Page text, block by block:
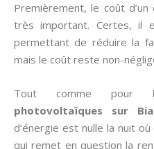
Premièrement, le coût
très important. Certes, il
permettant de réduire la
mais le coût reste non-
Tout comme
photovoltaïques sur
d’énergie est nulle la nuit
qui remet en question la